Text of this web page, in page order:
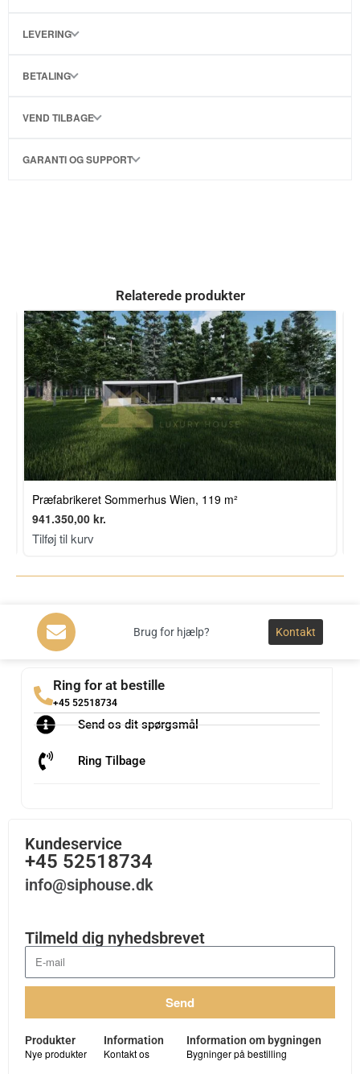
LEVERING
BETALING
VEND TILBAGE
GARANTI OG SUPPORT
Relaterede produkter
Præfabrikeret Sommerhus Wien, 119 m²
941.350,00 kr.
Tilføj til kurv
Brug for hjælp? Kontakt
Ring for at bestille
+45 52518734
Send os dit spørgsmål
Ring Tilbage
Kundeservice
+45 52518734
info@siphouse.dk
Tilmeld dig nyhedsbrevet
Send
Produkter
Nye produkter
Information
Kontakt os
Information om bygningen
Bygninger på bestilling